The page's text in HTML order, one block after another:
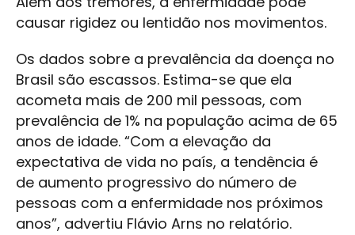
causar rigidez ou lentidão nos movimentos.
Os dados sobre a prevalência da doença no
Brasil são escassos. Estima-se que ela
acometa mais de 200 mil pessoas, com
prevalência de 1% na população acima de 65
anos de idade. “Com a elevação da
expectativa de vida no país, a tendência é
de aumento progressivo do número de
pessoas com a enfermidade nos próximos
anos”, advertiu Flávio Arns no relatório.